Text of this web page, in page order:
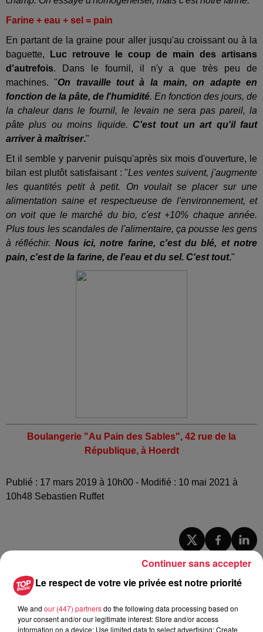
Farine + eau + sel = pain
En partant de la graine pour aller jusqu'au croissant ou à la
baguette,
Luc retrouve le coup de main des artisans
d'autrefois. Dans le fournil, il n'y a que très peu de
machines. "On travaille tout à la main, on adapte en
fonction de la pâte, de l'humidité. En fonction des jours, de
la chaleur dans le fournil, le levain ne sera pas pareil, la
pâte plus ou moins liquide. C'est tout un art qu'il faut
arriver à maîtriser."
Et il semble y parvenir puisqu'après six mois d'ouverture, le
bilan est plutôt satisfaisant : "Les ventes suivent, j'augmente
les quantités petit à petit. On voulait se placer sur une
alimentation saine et respectueuse de l'environnement, et
on voit que le marché du bio, c'est +10% chaque année.
Plus tous les scandales de l'alimentaire, ça pousse les gens
à réfléchir. Nous ici, notre farine, c'est du blé, et notre
pain, c'est de la farine, de l'eau et du sel. C'est tout."
Boulangerie "Au Pain des Sables", 42 rue de la
République, à Hoerdt
Publié : 17 mars 2019 à 10h00 - Modifié : 10 mai 2021 à
10h48 Sebastien Ruffet
À Hoerdt, de l’eau brune sort des
robinets
Le respect de votre vie privée est notre priorité
We and our (447) partnersdo the following data processing based on
your consent and/or our legitimate interest: Store and/or access
information on a device; Use limited data to select advertising; Create
Continuer sans accepter